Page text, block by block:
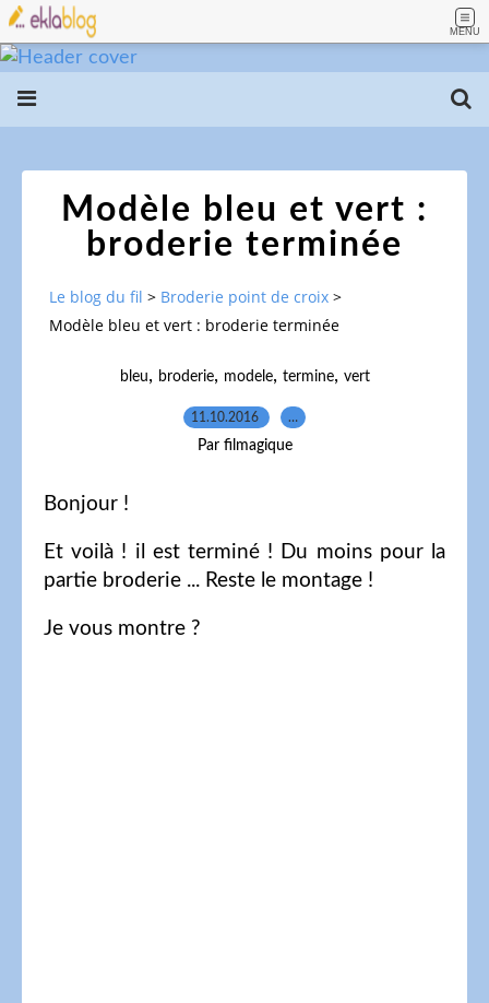
MENU
Modèle bleu et vert :
broderie terminée
Le blog du fil > Broderie point de croix >
Modèle bleu et vert : broderie terminée
bleu, broderie, modele, termine, vert
11.10.2016 …
Par filmagique
Bonjour !
Et voilà ! il est terminé ! Du moins pour la
partie broderie ... Reste le montage !
Je vous montre ?